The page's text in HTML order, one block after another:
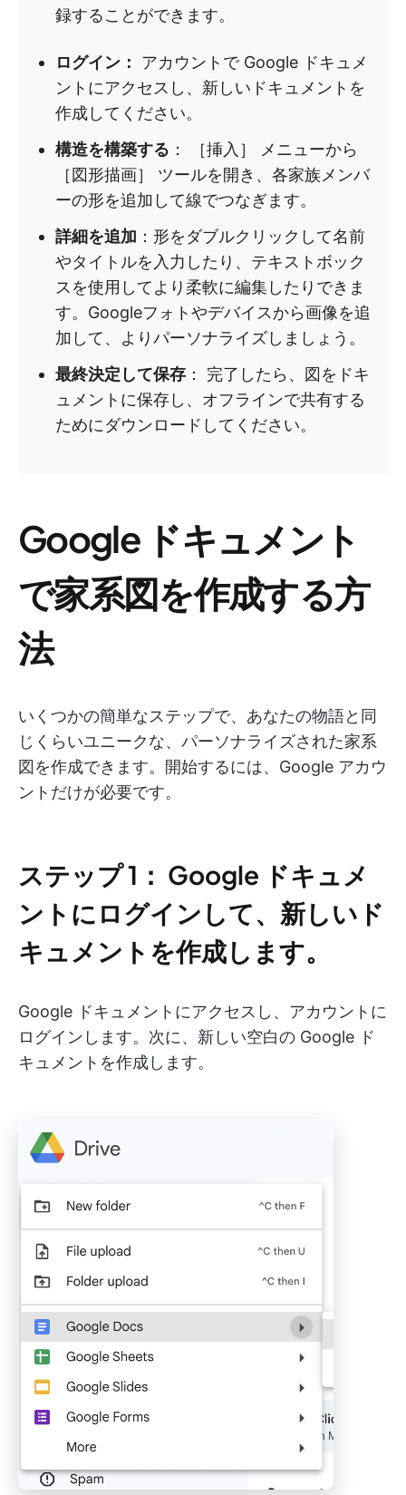
録することができます。
ログイン：
アカウントで Google ドキュメ
ントにアクセスし、新しいドキュメントを
作成してください。
構造を構築する ： ［挿入］ メニューから
［図形描画］ ツールを開き、各家族メンバ
ーの形を追加して線でつなぎます。
詳細を追加 ：形をダブルクリックして名前
やタイトルを入力したり、テキストボック
スを使用してより柔軟に編集したりできま
す。Googleフォトやデバイスから画像を追
加して、よりパーソナライズしましょう。
最終決定して保存 ： 完了したら、図をドキ
ュメントに保存し、オフラインで共有する
ためにダウンロードしてください。
Google ドキュメント
で家系図を作成する方
法
いくつかの簡単なステップで、あなたの物語と同
じくらいユニークな、パーソナライズされた家系
図を作成できます。開始するには、Google アカウ
ントだけが必要です。
ステップ 1： Google ドキュメ
ントにログインして、新しいド
キュメントを作成します。
Google ドキュメントにアクセスし、アカウントに
ログインします。次に、新しい空白の Google ド
キュメントを作成します。